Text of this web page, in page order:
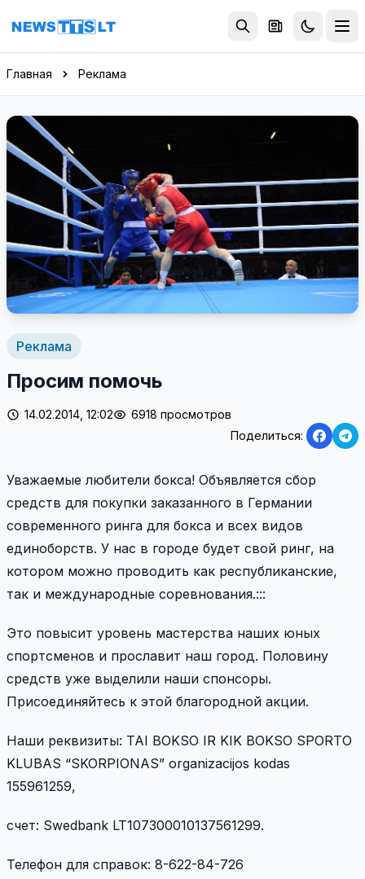
Перейти к содержимому
Главная Реклама
Реклама
Просим помочь
14.02.2014, 12:02
6918 просмотров
Поделиться:
Уважаемые любители бокса! Объявляется сбор
средств для покупки заказанного в Германии
современного ринга для бокса и всех видов
единоборств. У нас в городе будет свой ринг, на
котором можно проводить как республиканские,
так и международные соревнования.:::
Это повысит уровень мастерства наших юных
спортсменов и прославит наш город. Половину
средств уже выделили наши спонсоры.
Присоединяйтесь к этой благородной акции.
Наши реквизиты: TAI BOKSO IR KIK BOKSO SPORTO
KLUBAS “SKORPIONAS” organizacijos kodas
155961259,
счет: Swedbank LT107300010137561299.
Телефон для справок: 8-622-84-726